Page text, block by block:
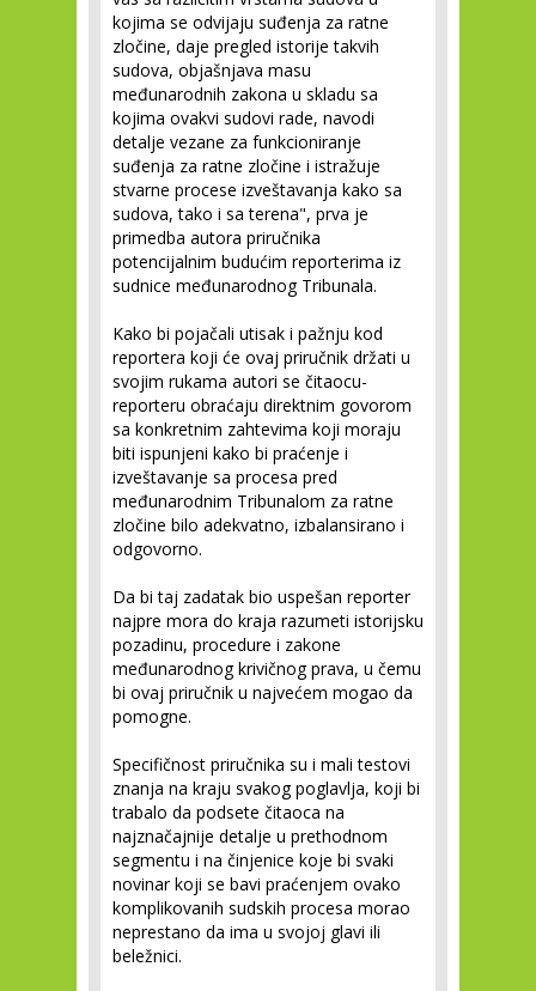
kojima se odvijaju suđenja za ratne
zločine, daje pregled istorije takvih
sudova, objašnjava masu
međunarodnih zakona u skladu sa
kojima ovakvi sudovi rade, navodi
detalje vezane za funkcioniranje
suđenja za ratne zločine i istražuje
stvarne procese izveštavanja kako sa
sudova, tako i sa terena", prva je
primedba autora priručnika
potencijalnim budućim reporterima iz
sudnice međunarodnog Tribunala.
Kako bi pojačali utisak i pažnju kod
reportera koji će ovaj priručnik držati u
svojim rukama autori se čitaocu-
reporteru obraćaju direktnim govorom
sa konkretnim zahtevima koji moraju
biti ispunjeni kako bi praćenje i
izveštavanje sa procesa pred
međunarodnim Tribunalom za ratne
zločine bilo adekvatno, izbalansirano i
odgovorno.
Da bi taj zadatak bio uspešan reporter
najpre mora do kraja razumeti istorijsku
pozadinu, procedure i zakone
međunarodnog krivičnog prava, u čemu
bi ovaj priručnik u najvećem mogao da
pomogne.
Specifičnost priručnika su i mali testovi
znanja na kraju svakog poglavlja, koji bi
trabalo da podsete čitaoca na
najznačajnije detalje u prethodnom
segmentu i na činjenice koje bi svaki
novinar koji se bavi praćenjem ovako
komplikovanih sudskih procesa morao
neprestano da ima u svojoj glavi ili
beležnici.